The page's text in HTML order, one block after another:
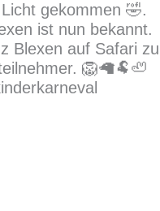
gekommen 🤣.
ist nun bekannt.
Blexen auf Safari zu
🦁🦙🐏🦥